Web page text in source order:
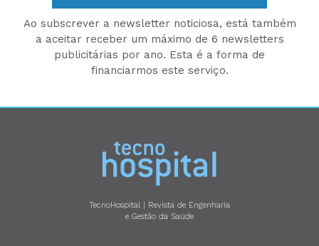
Ao subscrever a newsletter noticiosa, está também
a aceitar receber um máximo de 6 newsletters
publicitárias por ano. Esta é a forma de
financiarmos este serviço.
TecnoHospital | Revista de Engenharia
e Gestão da Saúde